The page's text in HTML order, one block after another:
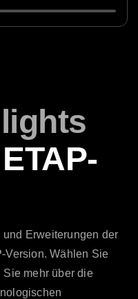
ETAP-
Erweiterungen der
Version. Wählen Sie
mehr über die